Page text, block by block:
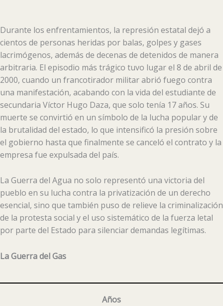
Durante los enfrentamientos, la represión estatal dejó a
cientos de personas heridas por balas, golpes y gases
lacrimógenos, además de decenas de detenidos de manera
arbitraria. El episodio más trágico tuvo lugar el 8 de abril de
2000, cuando un francotirador militar abrió fuego contra
una manifestación, acabando con la vida del estudiante de
secundaria Víctor Hugo Daza, que solo tenía 17 años. Su
muerte se convirtió en un símbolo de la lucha popular y de
la brutalidad del estado, lo que intensificó la presión sobre
el gobierno hasta que finalmente se canceló el contrato y la
empresa fue expulsada del país.
La Guerra del Agua no solo representó una victoria del
pueblo en su lucha contra la privatización de un derecho
esencial, sino que también puso de relieve la criminalización
de la protesta social y el uso sistemático de la fuerza letal
por parte del Estado para silenciar demandas legítimas.
La Guerra del Gas
Años